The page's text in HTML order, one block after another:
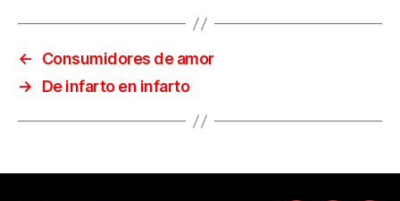
←
Consumidores de amor
→
De infarto en infarto